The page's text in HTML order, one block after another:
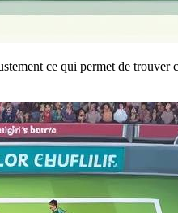
ce qui permet de